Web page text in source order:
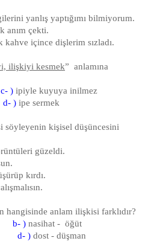
yanlış yaptığımı bilmiyorum.
anım çekti.
kahve içince dişlerim sızladı.
ilişkiyi kesmek” anlamına
c- ) ipiyle kuyuya inilmez
d- ) ipe sermek
söyleyenin kişisel düşüncesini
güzeldi.
kırdı.
hangisinde anlam ilişkisi farklıdır?
b- ) nasihat - öğüt
d- ) dost - düşman